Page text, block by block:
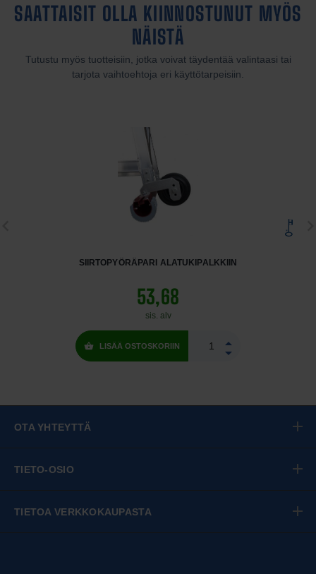
SAATTAISIT OLLA KIINNOSTUNUT MYÖS
NÄISTÄ
Tutustu myös tuotteisiin, jotka voivat täydentää valintaasi tai
tarjota vaihtoehtoja eri käyttötarpeisiin.
SIIRTOPYÖRÄPARI ALATUKIPALKKIIN
53,68
sis. alv
LISÄÄ OSTOSKORIIN
OTA YHTEYTTÄ
TIETO-OSIO
TIETOA VERKKOKAUPASTA